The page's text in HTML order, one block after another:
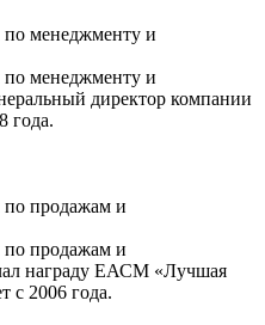
по менеджменту и
по менеджменту и
директор компании
года.
по продажам и
по продажам и
награду ЕАСМ «Лучшая
с 2006 года.